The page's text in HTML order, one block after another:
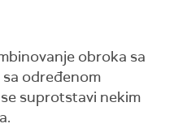
obroka sa
određenom
suprotstavi nekim